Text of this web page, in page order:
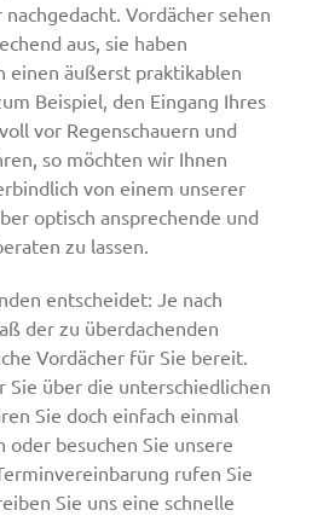
Vordächer sehen
aus, sie haben
einen äußerst praktikablen
Beispiel, den Eingang Ihres
vor Regenschauern und
so möchten wir Ihnen
von einem unserer
optisch ansprechende und
zu lassen.
entscheidet: Je nach
der zu überdachenden
Vordächer für Sie bereit.
Sie über die unterschiedlichen
Sie doch einfach einmal
oder besuchen Sie unsere
rufen Sie
Sie uns eine schnelle